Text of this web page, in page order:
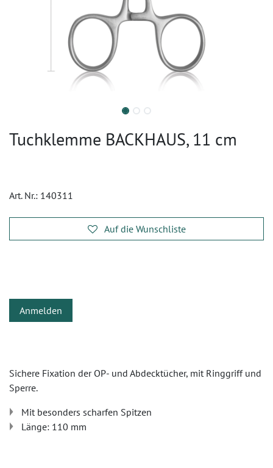
Tuchklemme BACKHAUS, 11 cm
Art. Nr.: 140311
Auf die Wunschliste
Anmelden
Sichere Fixation der OP- und Abdecktücher, mit Ringgriff und
Sperre.
Mit besonders scharfen Spitzen
Länge: 110 mm